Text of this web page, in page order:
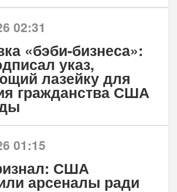
02:31
«бэби-бизнеса»:
указ,
лазейку для
гражданства США
01:15
США
арсеналы ради